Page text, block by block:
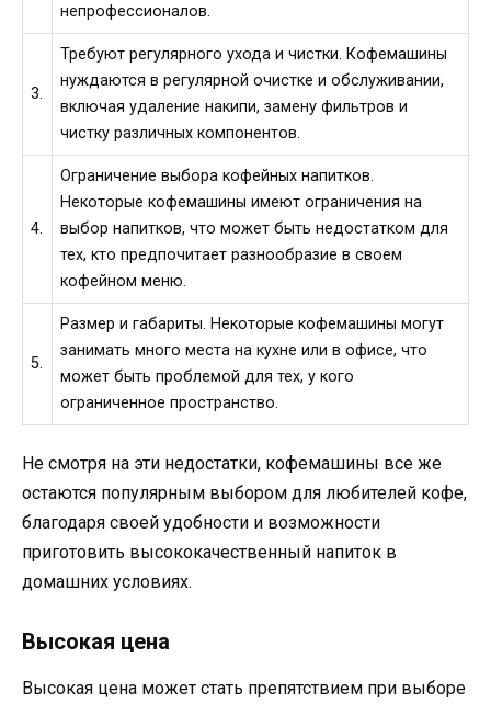
непрофессионалов.
3.
Требуют регулярного ухода и чистки. Кофемашины
нуждаются в регулярной очистке и обслуживании,
включая удаление накипи, замену фильтров и
чистку различных компонентов.
4.
Ограничение выбора кофейных напитков.
Некоторые кофемашины имеют ограничения на
выбор напитков, что может быть недостатком для
тех, кто предпочитает разнообразие в своем
кофейном меню.
5.
Размер и габариты. Некоторые кофемашины могут
занимать много места на кухне или в офисе, что
может быть проблемой для тех, у кого
ограниченное пространство.
Не смотря на эти недостатки, кофемашины все же
остаются популярным выбором для любителей кофе,
благодаря своей удобности и возможности
приготовить высококачественный напиток в
домашних условиях.
Высокая цена
Высокая цена может стать препятствием при выборе